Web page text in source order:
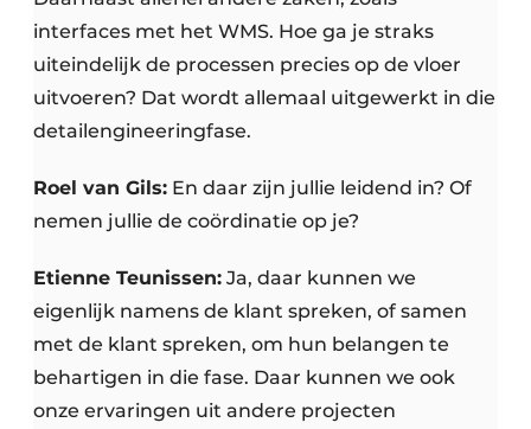
interfaces met het WMS. Hoe ga je straks
uiteindelijk de processen precies op de vloer
uitvoeren? Dat wordt allemaal uitgewerkt in die
detailengineeringfase.
Roel van Gils: En daar zijn jullie leidend in? Of
nemen jullie de coördinatie op je?
Etienne Teunissen: Ja, daar kunnen we
eigenlijk namens de klant spreken, of samen
met de klant spreken, om hun belangen te
behartigen in die fase. Daar kunnen we ook
onze ervaringen uit andere projecten